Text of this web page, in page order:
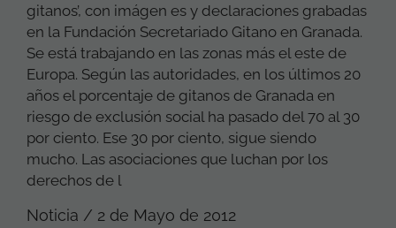
gitanos’, con imágen es y declaraciones grabadas
en la Fundación Secretariado Gitano en Granada.
Se está trabajando en las zonas más el este de
Europa. Según las autoridades, en los últimos 20
años el porcentaje de gitanos de Granada en
riesgo de exclusión social ha pasado del 70 al 30
por ciento. Ese 30 por ciento, sigue siendo
mucho. Las asociaciones que luchan por los
derechos de l
Noticia / 2 de Mayo de 2012